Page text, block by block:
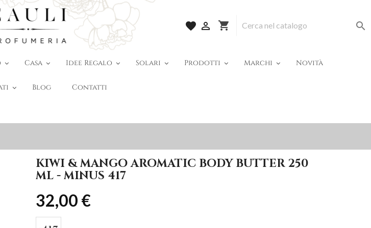
favorite  shopping_cart 
Casa Idee Regalo Solari Prodotti Marchi Novità
Blog Contatti
KIWI & MANGO AROMATIC BODY BUTTER 250
ML - MINUS 417
32,00 €